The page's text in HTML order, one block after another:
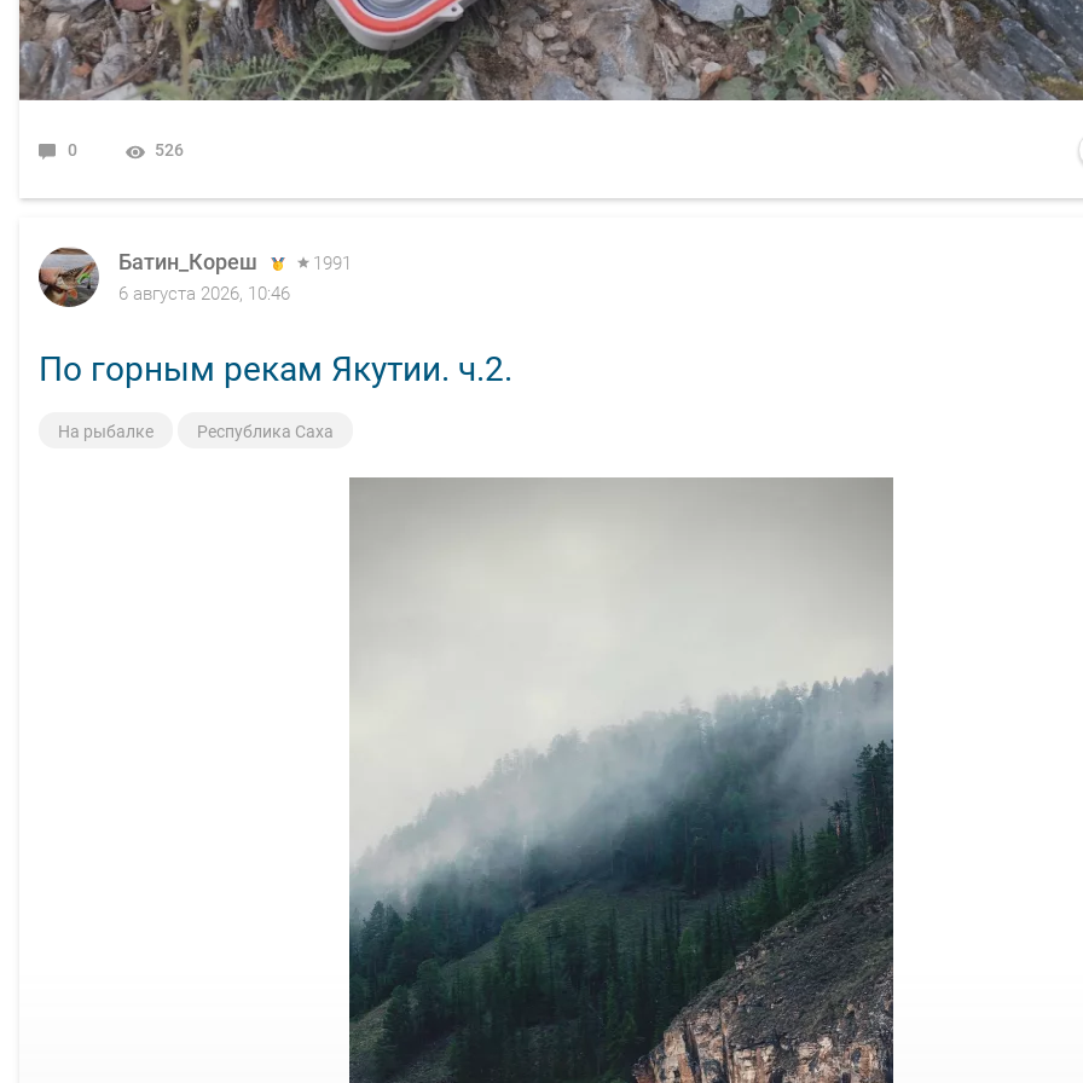
0 526
Батин_Кореш
1991
6 августа 2026, 10:46
По горным рекам Якутии. ч.2.
На рыбалке Республика Саха